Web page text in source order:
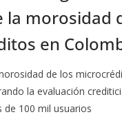
la morosidad
en
de los
la evaluación
100 mil usuarios